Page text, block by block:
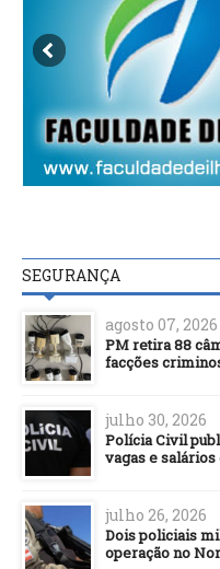
SEGURANÇA
agosto 07, 2026
PM retira 88
facções
julho 30, 2026
Polícia Civil
vagas e salários
julho 26, 2026
Dois policiais
operação no